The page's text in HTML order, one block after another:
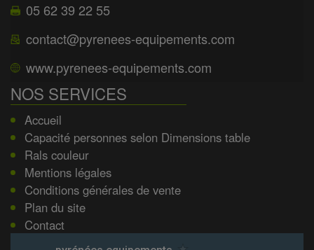
05 62 39 22 55
contact@pyrenees-equipements.com
www.pyrenees-equipements.com
NOS SERVICES
Accueil
Capacité personnes selon Dimensions table
Rals couleur
Mentions légales
Conditions générales de vente
Plan du site
Contact